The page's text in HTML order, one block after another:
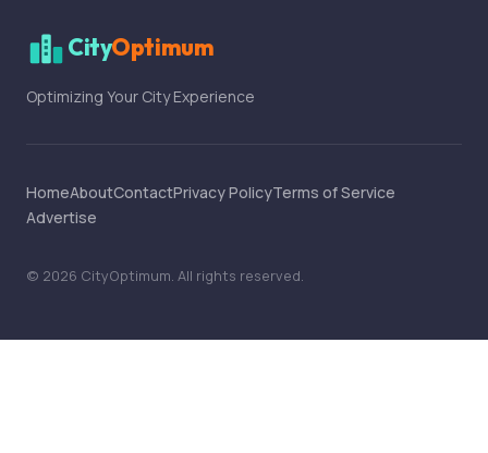
CityOptimum
Optimizing Your City Experience
HomeAboutContactPrivacy PolicyTerms of Service
Advertise
© 2026 CityOptimum. All rights reserved.